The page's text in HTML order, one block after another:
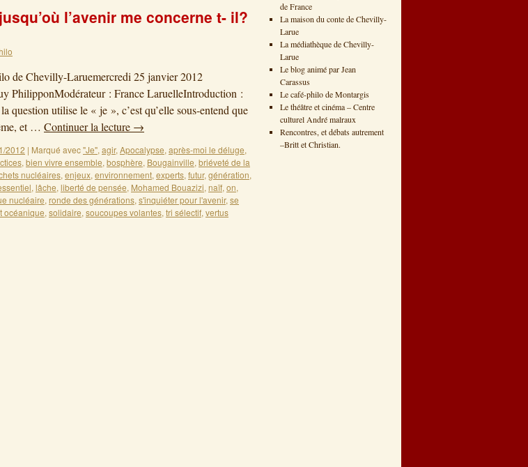
l’avenir me concerne t- il?
de Chevilly-Laruemercredi 25 janvier 2012
PhilipponModérateur : France LaruelleIntroduction :
question utilise le « je », c’est qu’elle sous-entend que
et … Continuer la lecture →
2012 | Marqué avec"Je", agir, Apocalypse, après-moi le déluge,
, bien vivre ensemble, bosphère, Bougainville, briéveté de la
nucléaires, enjeux, environnement, experts, futur, génération,
, lâche, liberté de pensée, Mohamed Bouazizi, naïf, on,
nucléaire, ronde des générations, s'inquiéter pour l'avenir, se
océanique, solidaire, soucoupes volantes, tri sélectif, vertus
de France
La maison du conte de Chevilly-
Larue
La médiathèque de Chevilly-
Larue
Le blog animé par Jean
Carassus
Le café-philo de Montargis
Le théâtre et cinéma – Centre
culturel André malraux
Rencontres, et débats autrement
–Britt et Christian.